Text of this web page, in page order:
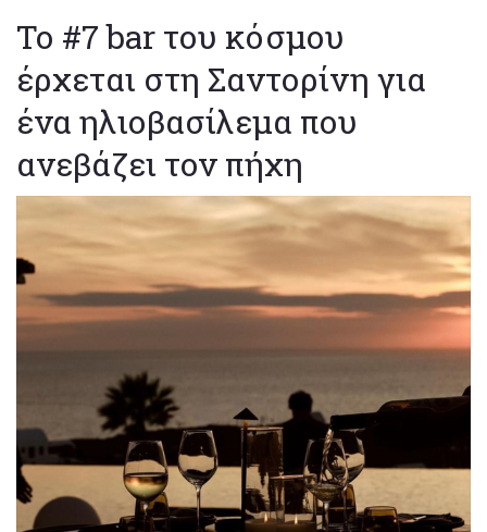
Το #7 bar του κόσμου
έρχεται στη Σαντορίνη για
ένα ηλιοβασίλεμα που
ανεβάζει τον πήχη